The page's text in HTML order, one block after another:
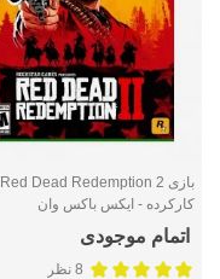
بازی Red Dead Redemption 2
کارکرده - ایکس باکس وان
اتمام موجودی
8 نظر